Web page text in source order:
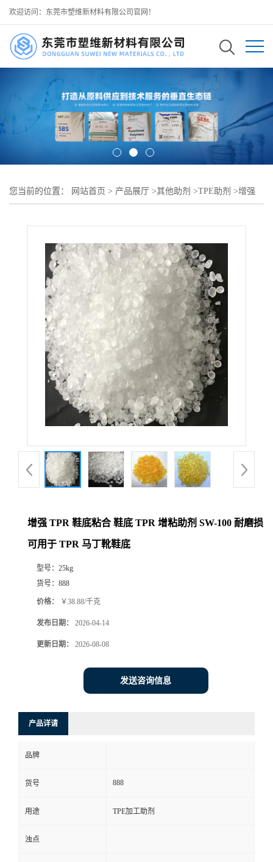
欢迎访问：东莞市塑维新材料有限公司官网！
您当前的位置： 网站首页 > 产品展厅 >其他助剂 >TPE助剂 >增强
增强 TPR 鞋底粘合 鞋底 TPR 增粘助剂 SW-100 耐磨损
可用于 TPR 马丁靴鞋底
型号： 25kg
货号： 888
价格： ￥38.88/千克
发布日期： 2026-04-14
更新日期： 2026-08-08
发送咨询信息
产品详请
品牌
货号 888
用途 TPE加工助剂
浊点